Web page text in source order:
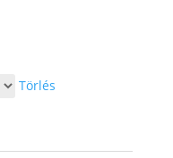
Törlés